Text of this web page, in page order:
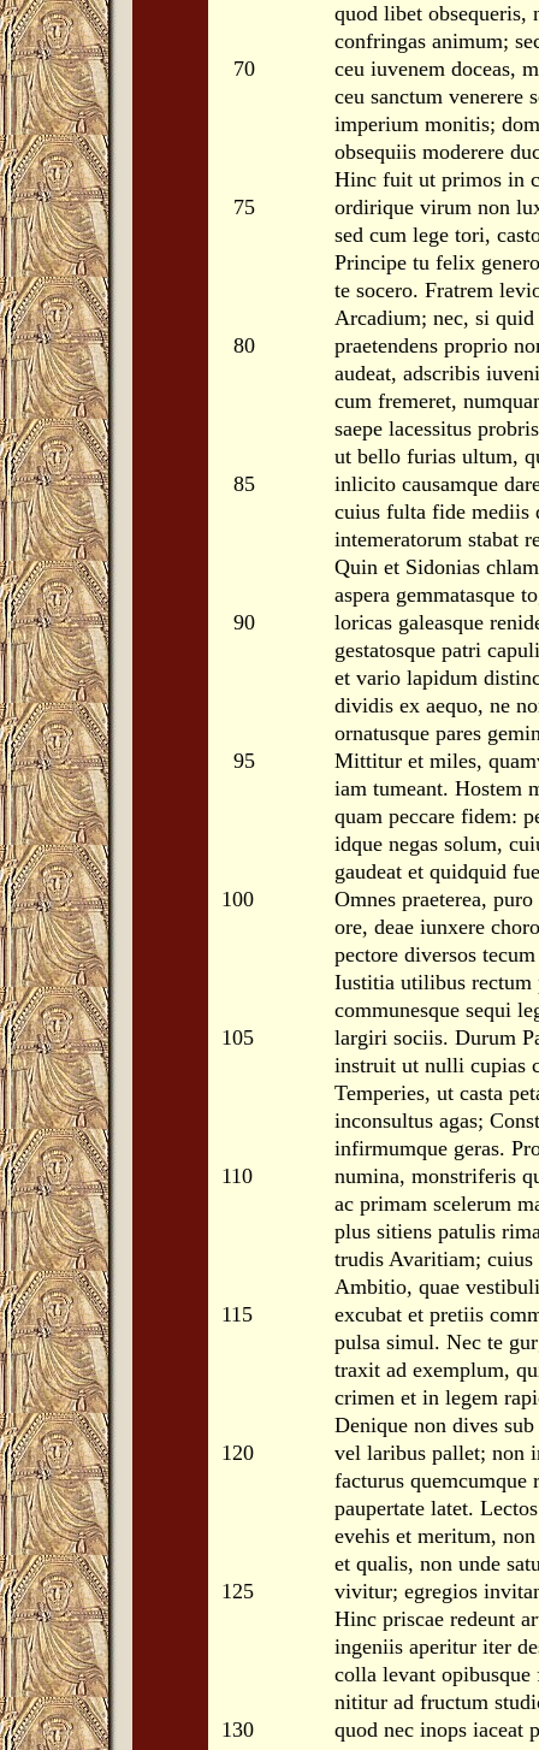
quod libet obsequeris,
confringas animum;
70
ceu iuvenem doceas,
ceu sanctum venerere
imperium monitis;
obsequiis moderere
Hinc fuit ut primos in
75
ordirique virum non
sed cum lege tori,
Principe tu felix
te socero. Fratrem
Arcadium; nec, si
80
praetendens proprio
audeat, adscribis
cum fremeret,
saepe lacessitus
ut bello furias ultum,
85
inlicito causamque
cuius fulta fide mediis
intemeratorum stabat
Quin et Sidonias
aspera gemmatasque
90
loricas galeasque
gestatosque patri
et vario lapidum
dividis ex aequo, ne
ornatusque pares
95
Mittitur et miles,
iam tumeant. Hostem
quam peccare fidem:
idque negas solum,
gaudeat et quidquid
100
Omnes praeterea,
ore, deae iunxere
pectore diversos
Iustitia utilibus rectum
communesque sequi
105
largiri sociis. Durum
instruit ut nulli cupias
Temperies, ut casta
inconsultus agas;
infirmumque geras.
110
numina, monstriferis
ac primam scelerum
plus sitiens patulis
trudis Avaritiam;
Ambitio, quae
115
excubat et pretiis
pulsa simul. Nec te
traxit ad exemplum,
crimen et in legem
Denique non dives
120
vel laribus pallet; non
facturus quemcumque
paupertate latet.
evehis et meritum,
et qualis, non unde
125
vivitur; egregios
Hinc priscae redeunt
ingeniis aperitur iter
colla levant opibusque
nititur ad fructum
130
quod nec inops iaceat